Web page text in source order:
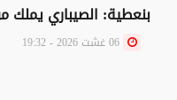
بنعطية: الصيباري يملك